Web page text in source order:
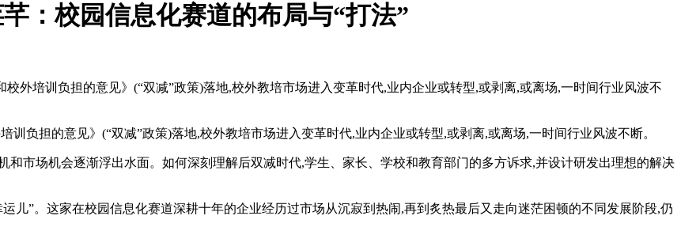
：校园信息化赛道的布局与“打法”
培训负担的意见》(“双减”政策)落地,校外教培市场进入变革时代,业内企业或转型,或剥离,或离场,一时间行业风波不
负担的意见》(“双减”政策)落地,校外教培市场进入变革时代,业内企业或转型,或剥离,或离场,一时间行业风波不断。
场机会逐渐浮出水面。如何深刻理解后双减时代,学生、家长、学校和教育部门的多方诉求,并设计研发出理想的解决
”。这家在校园信息化赛道深耕十年的企业经历过市场从沉寂到热闹,再到炙热最后又走向迷茫困顿的不同发展阶段,仍